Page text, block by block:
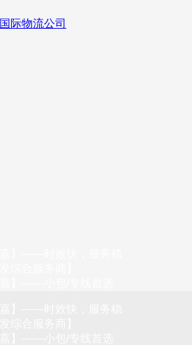
综合服务商】
嘉】——小包/专线首选